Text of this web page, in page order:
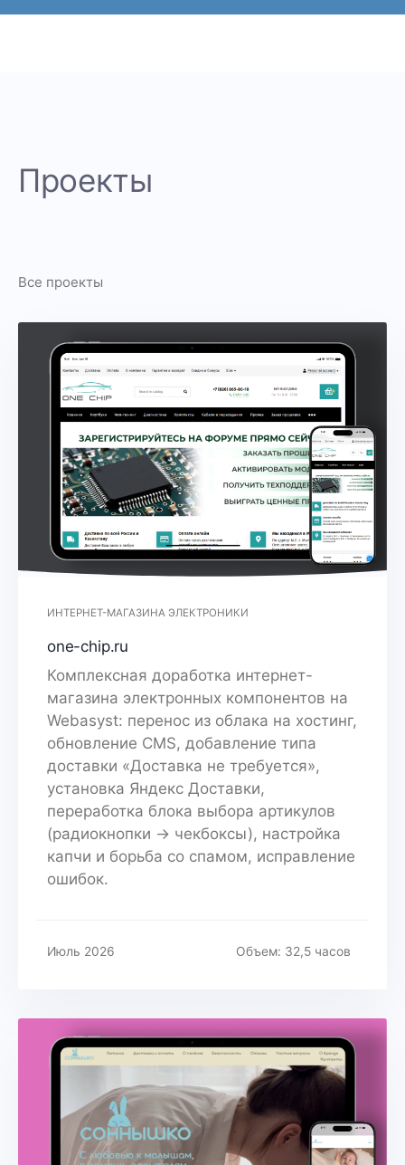
Проекты
Все проекты
ИНТЕРНЕТ-МАГАЗИНА ЭЛЕКТРОНИКИ
one-chip.ru
Комплексная доработка интернет-
магазина электронных компонентов на
Webasyst: перенос из облака на хостинг,
обновление CMS, добавление типа
доставки «Доставка не требуется»,
установка Яндекс Доставки,
переработка блока выбора артикулов
(радиокнопки → чекбоксы), настройка
капчи и борьба со спамом, исправление
ошибок.
Июль 2026 Объем: 32,5 часов